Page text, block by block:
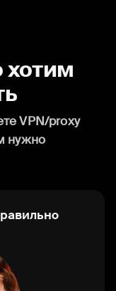
хотим
VPN/proxy
нужно